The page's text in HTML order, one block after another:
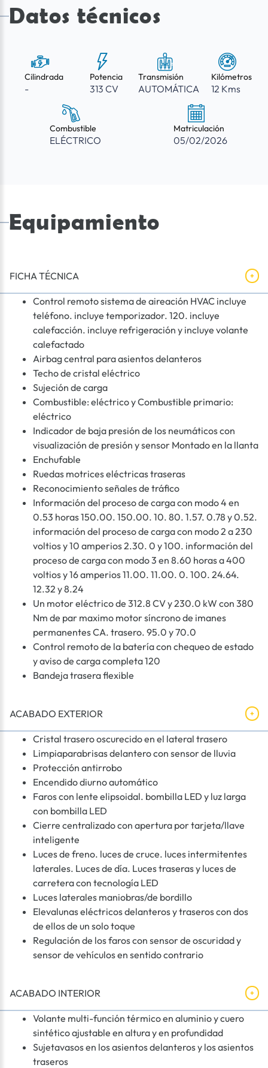
Datos técnicos
Cilindrada
-
Potencia
313 CV
Transmisión
AUTOMÁTICA
Kilómetros
12 Kms
Combustible
ELÉCTRICO
Matriculación
05/02/2026
Equipamiento
FICHA TÉCNICA
Control remoto sistema de aireación HVAC incluye
teléfono. incluye temporizador. 120. incluye
calefacción. incluye refrigeración y incluye volante
calefactado
Airbag central para asientos delanteros
Techo de cristal eléctrico
Sujeción de carga
Combustible: eléctrico y Combustible primario:
eléctrico
Indicador de baja presión de los neumáticos con
visualización de presión y sensor Montado en la llanta
Enchufable
Ruedas motrices eléctricas traseras
Reconocimiento señales de tráfico
Información del proceso de carga con modo 4 en
0.53 horas 150.00. 150.00. 10. 80. 1.57. 0.78 y 0.52.
información del proceso de carga con modo 2 a 230
voltios y 10 amperios 2.30. 0 y 100. información del
proceso de carga con modo 3 en 8.60 horas a 400
voltios y 16 amperios 11.00. 11.00. 0. 100. 24.64.
12.32 y 8.24
Un motor eléctrico de 312.8 CV y 230.0 kW con 380
Nm de par maximo motor síncrono de imanes
permanentes CA. trasero. 95.0 y 70.0
Control remoto de la batería con chequeo de estado
y aviso de carga completa 120
Bandeja trasera flexible
ACABADO EXTERIOR
Cristal trasero oscurecido en el lateral trasero
Limpiaparabrisas delantero con sensor de lluvia
Protección antirrobo
Encendido diurno automático
Faros con lente elipsoidal. bombilla LED y luz larga
con bombilla LED
Cierre centralizado con apertura por tarjeta/llave
inteligente
Luces de freno. luces de cruce. luces intermitentes
laterales. Luces de día. Luces traseras y luces de
carretera con tecnología LED
Luces laterales maniobras/de bordillo
Elevalunas eléctricos delanteros y traseros con dos
de ellos de un solo toque
Regulación de los faros con sensor de oscuridad y
sensor de vehículos en sentido contrario
ACABADO INTERIOR
Volante multi-función térmico en aluminio y cuero
sintético ajustable en altura y en profundidad
Sujetavasos en los asientos delanteros y los asientos
traseros